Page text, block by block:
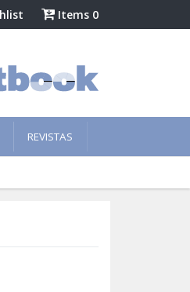
Items 0
REVISTAS